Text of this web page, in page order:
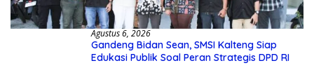
Agustus 6, 2026
Gandeng Bidan Sean, SMSI Kalteng Siap
Edukasi Publik Soal Peran Strategis DPD RI